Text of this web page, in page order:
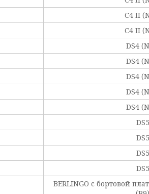
C4 II
C4 II
DS4
DS4
DS4
DS4
DS4
DS5
DS5
DS5
DS5
BERLINGO c бортовой